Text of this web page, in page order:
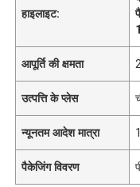
हाइलाइट:
आपूर्ति की क्षमता
उत्पत्ति के प्लेस
न्यूनतम आदेश मात्रा
पैकेजिंग विवरण